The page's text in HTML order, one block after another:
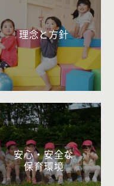
理念と方針
安心・安全な
保育環境